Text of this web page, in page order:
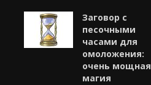
Заговор с
песочными
часами для
омоложения:
очень мощная
магия